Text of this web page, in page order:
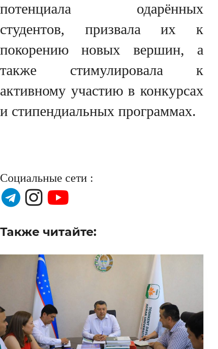
потенциала одарённых
студентов, призвала их к
покорению новых вершин, а
также стимулировала к
активному участию в конкурсах
и стипендиальных программах.
Социальные сети :
Также читайте: